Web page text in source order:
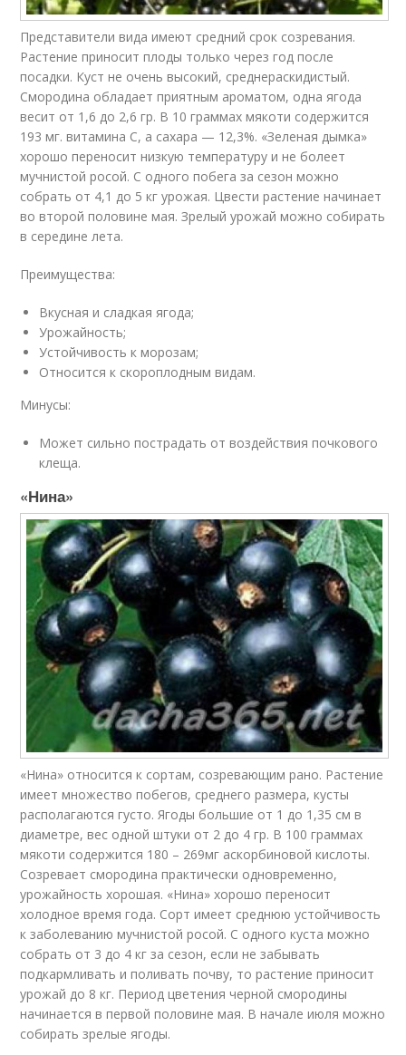
Представители вида имеют средний срок созревания.
Растение приносит плоды только через год после
посадки. Куст не очень высокий, среднераскидистый.
Смородина обладает приятным ароматом, одна ягода
весит от 1,6 до 2,6 гр. В 10 граммах мякоти содержится
193 мг. витамина С, а сахара — 12,3%. «Зеленая дымка»
хорошо переносит низкую температуру и не болеет
мучнистой росой. С одного побега за сезон можно
собрать от 4,1 до 5 кг урожая. Цвести растение начинает
во второй половине мая. Зрелый урожай можно собирать
в середине лета.
Преимущества:
Вкусная и сладкая ягода;
Урожайность;
Устойчивость к морозам;
Относится к скороплодным видам.
Минусы:
Может сильно пострадать от воздействия почкового
клеща.
«Нина»
«Нина» относится к сортам, созревающим рано. Растение
имеет множество побегов, среднего размера, кусты
располагаются густо. Ягоды большие от 1 до 1,35 см в
диаметре, вес одной штуки от 2 до 4 гр. В 100 граммах
мякоти содержится 180 – 269мг аскорбиновой кислоты.
Созревает смородина практически одновременно,
урожайность хорошая. «Нина» хорошо переносит
холодное время года. Сорт имеет среднюю устойчивость
к заболеванию мучнистой росой. С одного куста можно
собрать от 3 до 4 кг за сезон, если не забывать
подкармливать и поливать почву, то растение приносит
урожай до 8 кг. Период цветения черной смородины
начинается в первой половине мая. В начале июля можно
собирать зрелые ягоды.